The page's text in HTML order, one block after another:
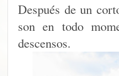
Después de un
son en todo
descensos.